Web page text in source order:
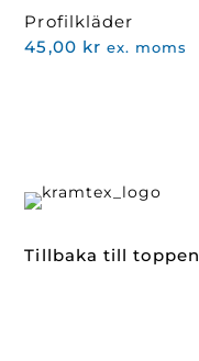
Profilkläder
45,00 kr ex. moms
Tillbaka till toppen